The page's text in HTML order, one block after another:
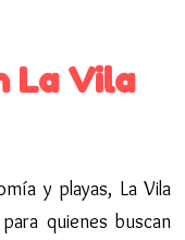
La Vila
y playas, La Vila
quienes buscan